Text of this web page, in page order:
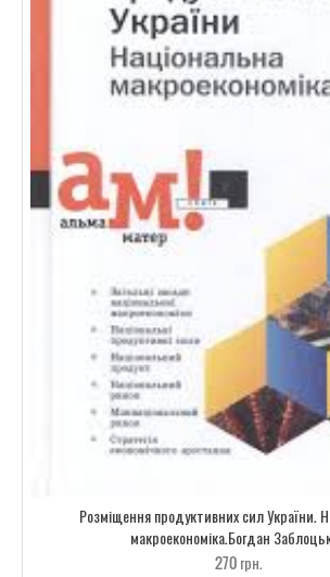
Розміщення продуктивних сил України.
макроекономіка.Богдан
270грн.